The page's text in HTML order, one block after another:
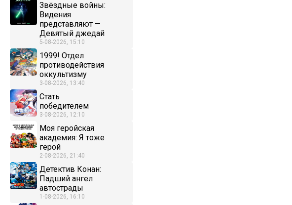
Звёздные войны:
Видения
представляют —
Девятый джедай
5-08-2026, 15:10
1999! Отдел
противодействия
оккультизму
3-08-2026, 13:40
Стать
победителем
3-08-2026, 12:10
Моя геройская
академия: Я тоже
герой
2-08-2026, 21:40
Детектив Конан:
Падший ангел
автострады
1-08-2026, 16:10